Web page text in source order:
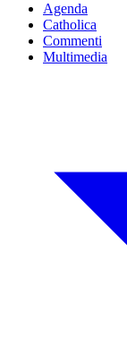
Agenda
Catholica
Commenti
Multimedia